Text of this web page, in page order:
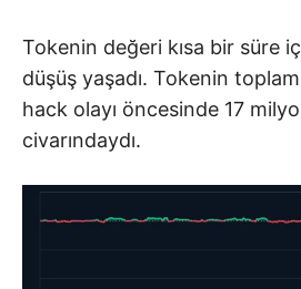
Tokenin değeri kısa bir süre
düşüş yaşadı. Tokenin
hack olayı öncesinde 17
civarındaydı.